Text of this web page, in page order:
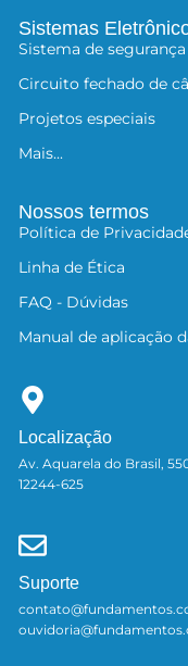
Sistemas
Sistema de
Circuito fechado de
Projetos especiais
Mais...
Nossos termos
Política de
Linha de Ética
FAQ - Dúvidas
Manual de aplicação
Localização
Av. Aquarela do Brasil,
12244-625
Suporte